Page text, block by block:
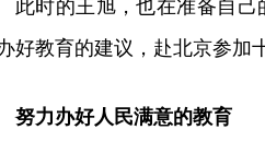
此时的王旭，也在准备自
好教育的建议，赴北京参加
努力办好人民满意的教育